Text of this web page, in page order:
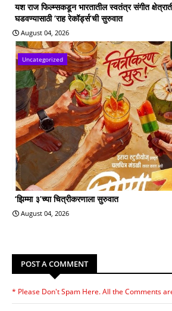
यश राज फिल्म्सकडून भारतातील स्वतंत्र संगीत
घडवण्यासाठी ‘राह रेकॉर्ड्स’ची सुरुवात
August 04, 2026
Uncategorized
‘झिम्मा ३’च्या चित्रीकरणाला सुरुवात
August 04, 2026
POST A COMMENT
* Please Don't Spam Here. All the Comments